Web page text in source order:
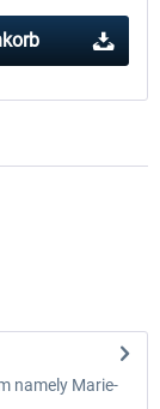
namely Marie-